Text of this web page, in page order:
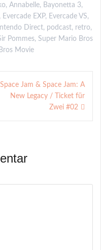
, Annabelle, Bayonetta 3,
, Evercade EXP, Evercade VS,
Direct, podcast, retro,
Pommes, Super Mario Bros
Movie
Space Jam & Space Jam: A
New Legacy / Ticket für
Zwei #02